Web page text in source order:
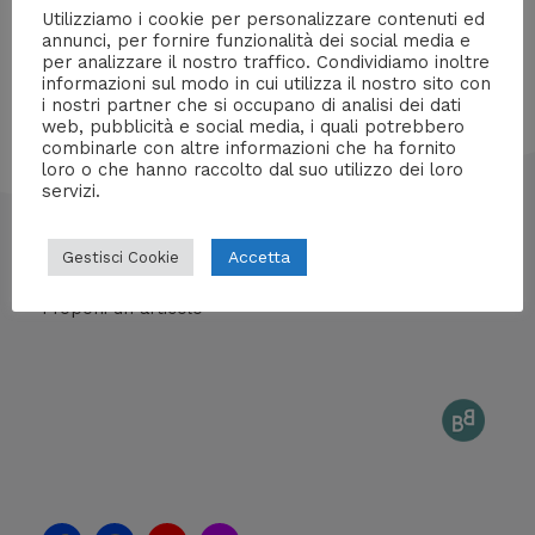
info@mentedigitale.org
Contatti stampa
Cos'è Mente Digitale
Proponi un articolo
Utilizziamo i cookie per personalizzare contenuti ed
annunci, per fornire funzionalità dei social media e
per analizzare il nostro traffico. Condividiamo inoltre
informazioni sul modo in cui utilizza il nostro sito con
i nostri partner che si occupano di analisi dei dati
web, pubblicità e social media, i quali potrebbero
combinarle con altre informazioni che ha fornito
loro o che hanno raccolto dal suo utilizzo dei loro
servizi.
Gestisci Cookie Accetta